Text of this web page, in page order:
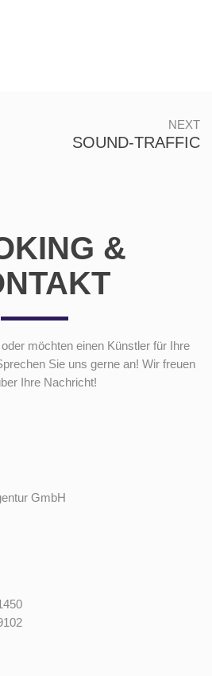
NEXT
SOUND-TRAFFIC
&
möchten einen Künstler für Ihre
Sie uns gerne an! Wir freuen
Ihre Nachricht!
GmbH